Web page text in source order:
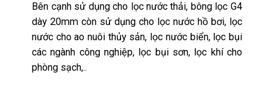
Bên cạnh sử dụng cho lọc nước thải, bông lọc G4
dày 20mm còn sử dụng cho lọc nước hồ bơi, lọc
nước cho ao nuôi thủy sản, lọc nước biển, lọc bụi
các ngành công nghiệp, lọc bụi sơn, lọc khí cho
phòng sạch,..